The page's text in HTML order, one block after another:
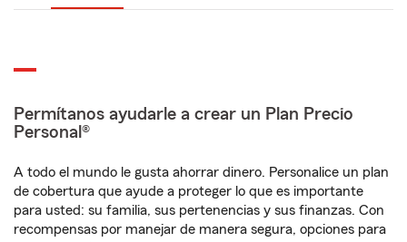
Permítanos ayudarle a crear un Plan Precio
Personal®
A todo el mundo le gusta ahorrar dinero. Personalice un plan
de cobertura que ayude a proteger lo que es importante
para usted: su familia, sus pertenencias y sus finanzas. Con
recompensas por manejar de manera segura, opciones para